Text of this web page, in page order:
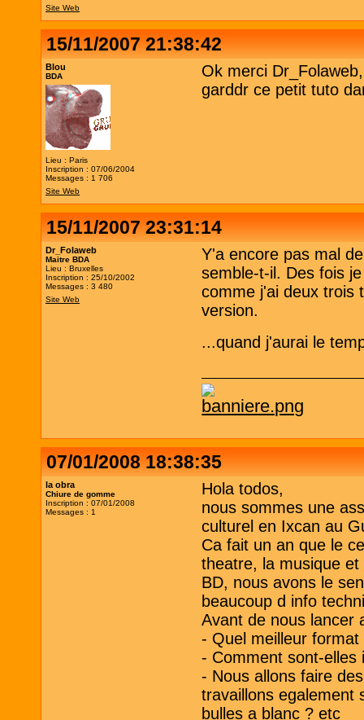
Site Web
15/11/2007 21:38:42
Blou
BDA
Lieu : Paris
Inscription : 07/06/2004
Messages : 1 706
Site Web
Ok merci
garddr ce petit tuto
15/11/2007 23:31:14
Dr_Folaweb
Maitre BDA
Lieu : Bruxelles
Inscription : 25/10/2002
Messages : 3 480
Site Web
Y'a encore pas mal
semble-t-il. Des fois
comme j'ai deux trois
version.
...quand j'aurai le
07/01/2008 18:38:35
la obra
Chiure de gomme
Inscription : 07/01/2008
Messages : 1
Hola todos,
nous sommes une
culturel en Ixcan au
Ca fait un an que le
theatre, la musique
BD, nous avons le
beaucoup d info
Avant de nous lancer
- Quel meilleur
- Comment sont-elles
- Nous allons faire
travaillons egalement
bulles a blanc ? etc